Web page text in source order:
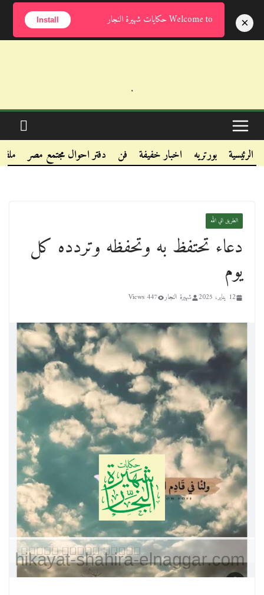
السبت, أغسطس 8, 2026
.
.
.
الرئيسية بورتريه اخبار خفيفة فن دفتر احوال مجتمع مصر
الطريق الي الله
دعاء تحتفظ به وتحفظه وتردده كل
يوم
12 يناير، 2025 شهيرة النجار 447 Views
Welcome to حكايات شهيرة النجار Install ×